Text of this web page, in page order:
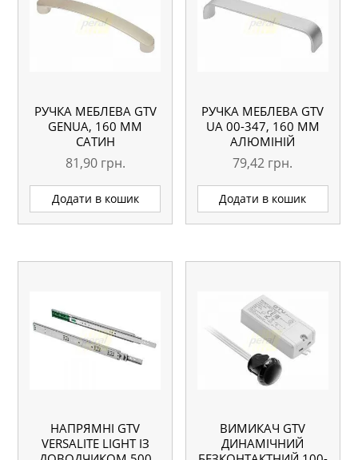
РУЧКА МЕБЛЕВА GTV
GENUA, 160 ММ
САТИН
81,90 грн.
Додати в кошик
РУЧКА МЕБЛЕВА GTV
UA 00-347, 160 ММ
АЛЮМІНІЙ
79,42 грн.
Додати в кошик
НАПРЯМНІ GTV
VERSALITE LIGHT ІЗ
ВИМИКАЧ GTV
ДИНАМІЧНИЙ